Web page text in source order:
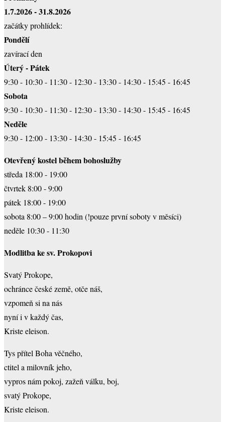
1.7.2026 - 31.8.2026
začátky prohlídek:
Pondělí
zavírací den
Úterý - Pátek
9:30 - 10:30 - 11:30 - 12:30 - 13:30 - 14:30 - 15:45 - 16:45
Sobota
9:30 - 10:30 - 11:30 - 12:30 - 13:30 - 14:30 - 15:45 - 16:45
Neděle
9:30 - 12:00 - 13:30 - 14:30 - 15:45 - 16:45
Otevřený kostel během bohoslužby
středa 18:00 - 19:00
čtvrtek 8:00 - 9:00
pátek 18:00 - 19:00
sobota 8:00 – 9:00 hodin (!pouze první soboty v měsíci)
neděle 10:30 - 11:30
Modlitba ke sv. Prokopovi
Svatý Prokope,
ochránce české země, otče náš,
vzpomeň si na nás
nyní i v každý čas,
Kriste eleison.
Tys přítel Boha věčného,
ctitel a milovník jeho,
vypros nám pokoj, zažeň válku, boj,
svatý Prokope,
Kriste eleison.